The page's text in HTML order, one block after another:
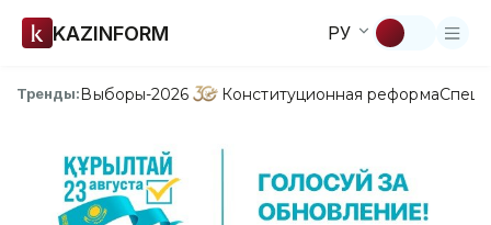
KAZINFORM РУ
Тренды:Выборы-2026 Конституционная реформа